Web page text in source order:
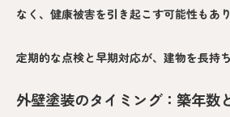
なく、健康被害を引き起こす可能性もあり
定期的な点検と早期対応が、建物を長持
外壁塗装のタイミング：築年数